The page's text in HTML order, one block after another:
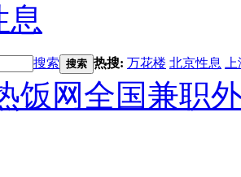
息
搜索 搜索 热搜: 万花楼 北京性息
饭网全国兼职